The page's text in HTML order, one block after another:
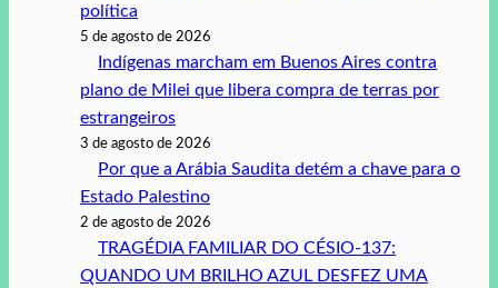
política
5 de agosto de 2026
Indígenas marcham em Buenos Aires contra
plano de Milei que libera compra de terras por
estrangeiros
3 de agosto de 2026
Por que a Arábia Saudita detém a chave para o
Estado Palestino
2 de agosto de 2026
TRAGÉDIA FAMILIAR DO CÉSIO-137:
QUANDO UM BRILHO AZUL DESFEZ UMA